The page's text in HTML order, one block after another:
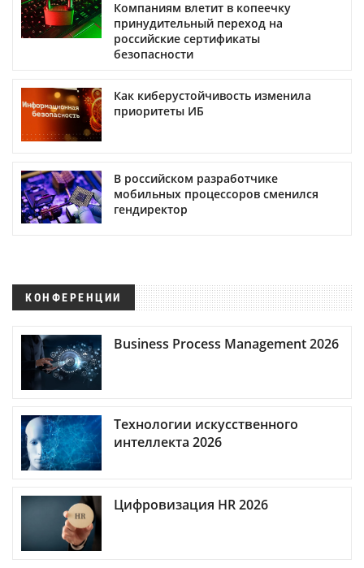
Компаниям влетит в копеечку
принудительный переход на
российские сертификаты
безопасности
Как киберустойчивость изменила
приоритеты ИБ
В российском разработчике
мобильных процессоров сменился
гендиректор
КОНФЕРЕНЦИИ
Business Process Management 2026
Технологии искусственного
интеллекта 2026
Цифровизация HR 2026